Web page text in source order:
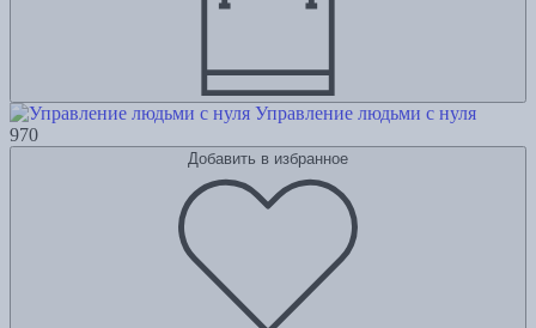
Управление людьми с нуля
970
Добавить в избранное